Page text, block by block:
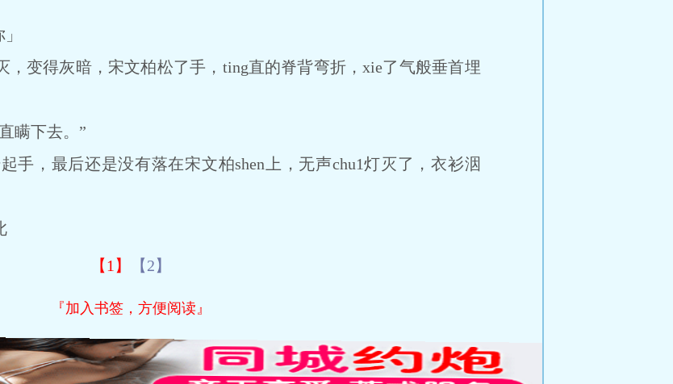
变得灰暗，宋文柏松了手，ting直的脊背弯折，xie了气般垂首埋
瞒下去。”
，最后还是没有落在宋文柏shen上，无声chu1灯灭了，衣衫洇
【1】 【2】
『加入书签，方便阅读』